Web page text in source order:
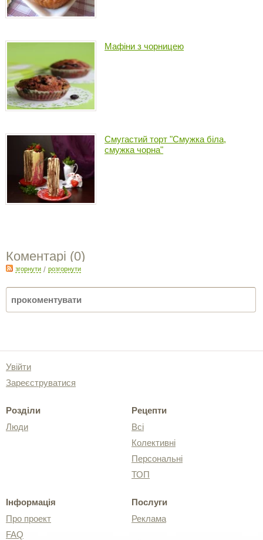
Мафіни з чорницею
Смугастий торт "Смужка біла,
смужка чорна"
Коментарі (0)
згорнути / розгорнути
Увійти
Зареєструватися
Розділи
Люди
Рецепти
Всі
Колективні
Персональні
ТОП
Інформація
Про проект
FAQ
Послуги
Реклама